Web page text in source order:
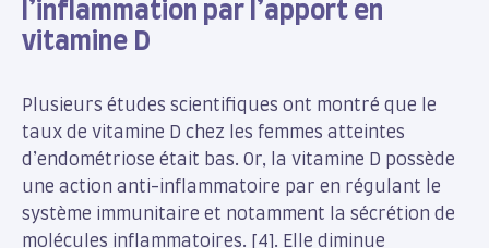
l’inflammation par l’apport en
vitamine D
Plusieurs études scientifiques ont montré que le
taux de vitamine D chez les femmes atteintes
d’endométriose était bas. Or, la vitamine D possède
une action anti-inflammatoire par en régulant le
système immunitaire et notamment la sécrétion de
molécules inflammatoires. [4]. Elle diminue